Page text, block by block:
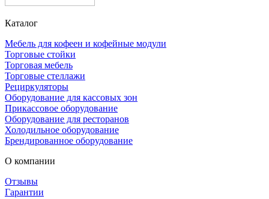
Каталог
Мебель для кофеен и кофейные модули
Торговые стойки
Торговая мебель
Торговые стеллажи
Рециркуляторы
Оборудование для кассовых зон
Прикассовое оборудование
Оборудование для ресторанов
Холодильное оборудование
Брендированное оборудование
О компании
Отзывы
Гарантии